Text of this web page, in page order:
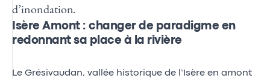
d’inondation.
Isère Amont : changer de paradigme en
redonnant sa place à la rivière
Le Grésivaudan, vallée historique de l’Isère en amont